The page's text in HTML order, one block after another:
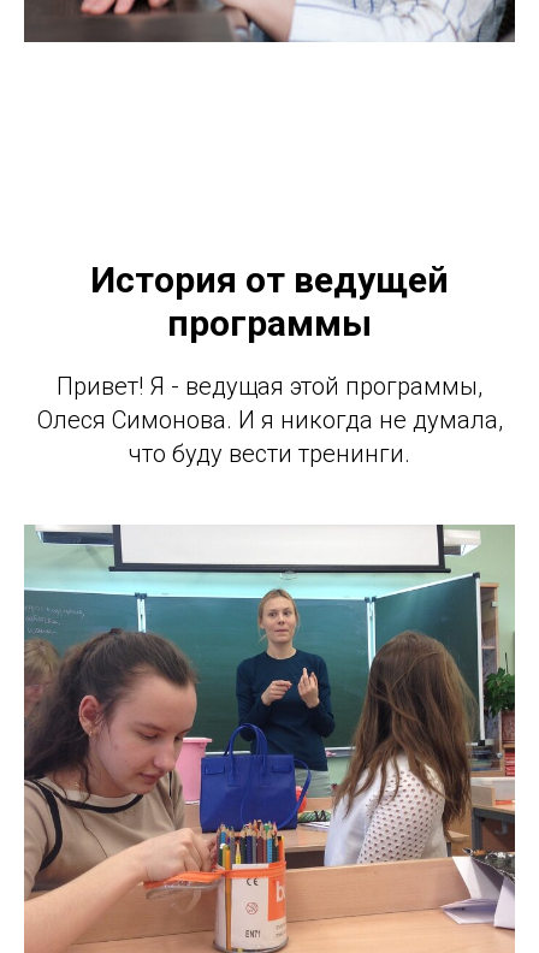
История от ведущей
программы
Привет! Я - ведущая этой программы,
Олеся Симонова. И я никогда не думала,
что буду вести тренинги.